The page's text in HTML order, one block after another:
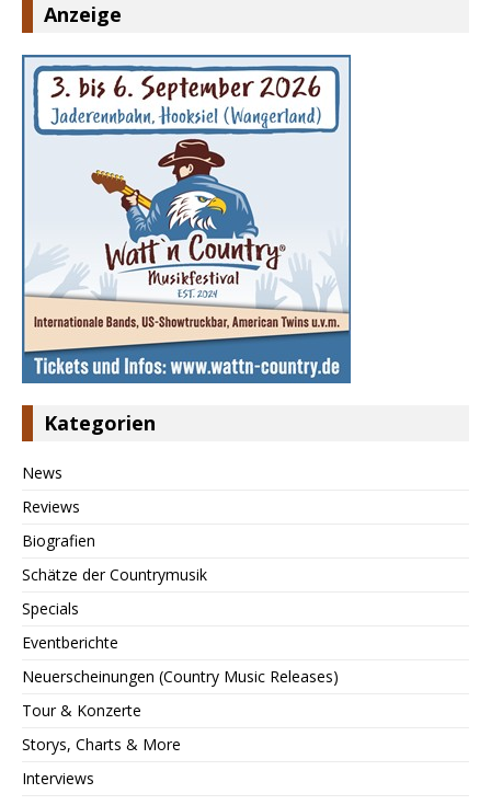
Anzeige
Kategorien
News
Reviews
Biografien
Schätze der Countrymusik
Specials
Eventberichte
Neuerscheinungen (Country Music Releases)
Tour & Konzerte
Storys, Charts & More
Interviews